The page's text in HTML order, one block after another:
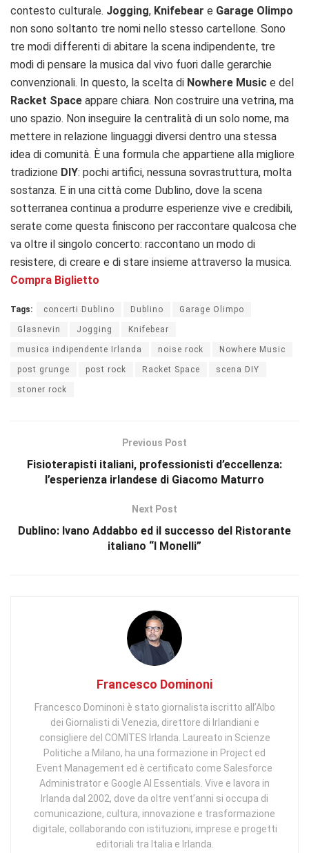
contesto culturale. Jogging, Knifebear e Garage Olimpo
non sono soltanto tre nomi nello stesso cartellone. Sono
tre modi differenti di abitare la scena indipendente, tre
modi di pensare la musica dal vivo fuori dalle gerarchie
convenzionali. In questo, la scelta di Nowhere Music e del
Racket Space appare chiara. Non costruire una vetrina, ma
uno spazio. Non inseguire la centralità di un solo nome, ma
mettere in relazione linguaggi diversi dentro una stessa
idea di comunità. È una formula che appartiene alla migliore
tradizione DIY: pochi artifici, nessuna sovrastruttura, molta
sostanza. E in una città come Dublino, dove la scena
sotterranea continua a produrre esperienze vive e credibili,
serate come questa finiscono per raccontare qualcosa che
va oltre il singolo concerto: raccontano un modo di
resistere, di creare e di stare insieme attraverso la musica.
Compra Biglietto
Tags: concerti Dublino Dublino Garage Olimpo
Glasnevin Jogging Knifebear
musica indipendente Irlanda noise rock Nowhere Music
post grunge post rock Racket Space scena DIY
stoner rock
Previous Post
Fisioterapisti italiani, professionisti d’eccellenza:
l’esperienza irlandese di Giacomo Maturro
Next Post
Dublino: Ivano Addabbo ed il successo del Ristorante
italiano “I Monelli”
Francesco Dominoni
Francesco Dominoni è stato giornalista iscritto all’Albo
dei Giornalisti di Venezia, direttore di Irlandiani e
consigliere del COMITES Irlanda. Laureato in Scienze
Politiche a Milano, ha una formazione in Project ed
Event Management ed è certificato come Salesforce
Administrator e Google AI Essentials. Vive e lavora in
Irlanda dal 2002, dove da oltre vent’anni si occupa di
comunicazione, cultura, innovazione e trasformazione
digitale, collaborando con istituzioni, imprese e progetti
editoriali tra Italia e Irlanda.